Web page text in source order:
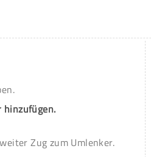
hinzufügen.
Zug zum Umlenker.